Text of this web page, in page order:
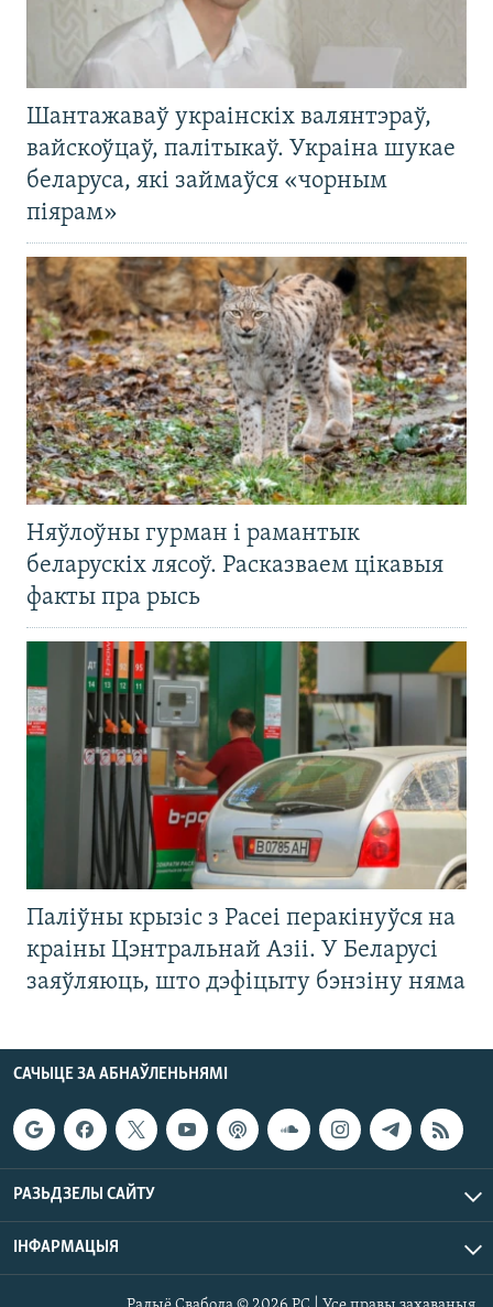
Шантажаваў украінскіх валянтэраў,
вайскоўцаў, палітыкаў. Украіна шукае
беларуса, які займаўся «чорным
піярам»
Няўлоўны гурман і рамантык
беларускіх лясоў. Расказваем цікавыя
факты пра рысь
Паліўны крызіс з Расеі перакінуўся на
краіны Цэнтральнай Азіі. У Беларусі
заяўляюць, што дэфіцыту бэнзіну няма
САЧЫЦЕ ЗА АБНАЎЛЕНЬНЯМІ
РАЗЬДЗЕЛЫ САЙТУ
ІНФАРМАЦЫЯ